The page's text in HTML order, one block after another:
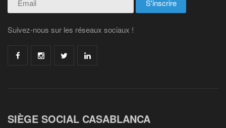
Suivez-nous sur les réseaux sociaux !
SIÈGE SOCIAL CASABLANCA